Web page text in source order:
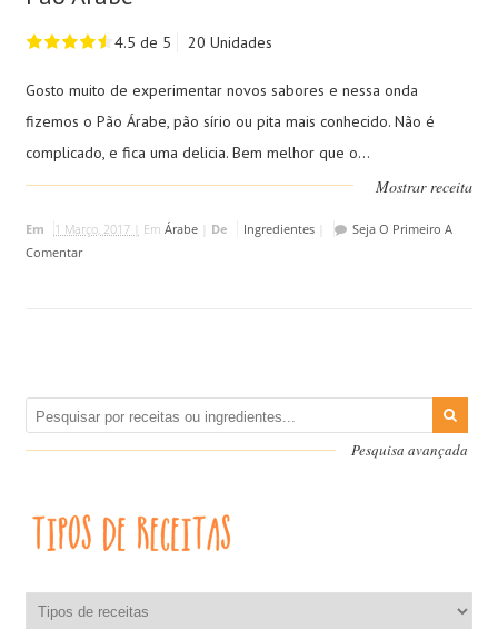
4.5 de 5 20 Unidades
Gosto muito de experimentar novos sabores e nessa onda
fizemos o Pão Árabe, pão sírio ou pita mais conhecido. Não é
complicado, e fica uma delicia. Bem melhor que o...
Mostrar receita
Em 1 Março, 2017 | Em Árabe| De Ingredientes|
Seja O Primeiro A
Comentar
Pesquisa avançada